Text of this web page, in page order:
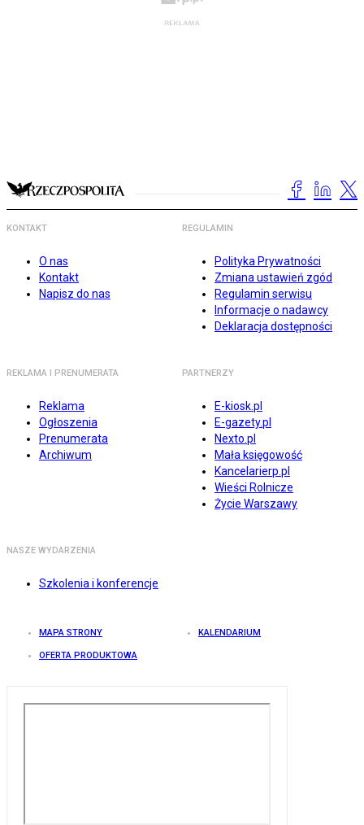
KONTAKT
O nas
Kontakt
Napisz do nas
REGULAMIN
Polityka Prywatności
Zmiana ustawień zgód
Regulamin serwisu
Informacje o nadawcy
Deklaracja dostępności
REKLAMA I PRENUMERATA
Reklama
Ogłoszenia
Prenumerata
Archiwum
PARTNERZY
E-kiosk.pl
E-gazety.pl
Nexto.pl
Mała księgowość
Kancelarierp.pl
Wieści Rolnicze
Życie Warszawy
NASZE WYDARZENIA
Szkolenia i konferencje
MAPA STRONY KALENDARIUM
OFERTA PRODUKTOWA